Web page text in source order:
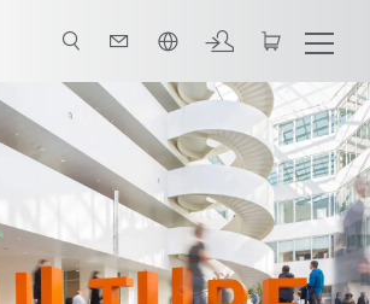
Volná pracovní místa Náš slib Naše značky